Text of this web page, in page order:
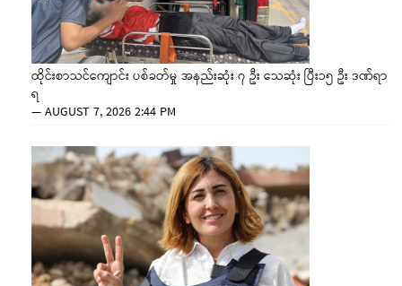
ထိုင်းစာသင်ကျောင်း ပစ်ခတ်မှု အနည်းဆုံး ၇ ဦး သေဆုံး ပြီး၁၅ ဦး ဒဏ်ရာ
ရ
—AUGUST 7, 2026 2:44 PM